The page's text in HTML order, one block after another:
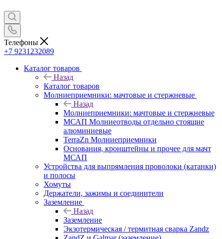
Телефоны
+7 9231232089
Каталог товаров
Назад
Каталог товаров
Молниеприемники: мачтовые и стержневые
Назад
Молниеприемники: мачтовые и стержневые
МСАП Молниеотводы отдельно стоящие
алюминиевые
TerraZn Молниеприемники
Основания, кронштейны и прочее для мачт
МСАП
Устройства для выпрямления проволоки (катанки)
и полосы
Хомуты
Держатели, зажимы и соединители
Заземление
Назад
Заземление
Экзотермическая / термитная сварка Zandz